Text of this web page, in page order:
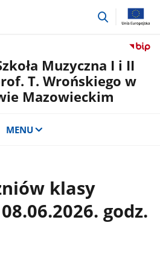
przejdź
Muzyczna I i II
T. Wrońskiego w
Mazowieckim
MENU
klasy
godz.